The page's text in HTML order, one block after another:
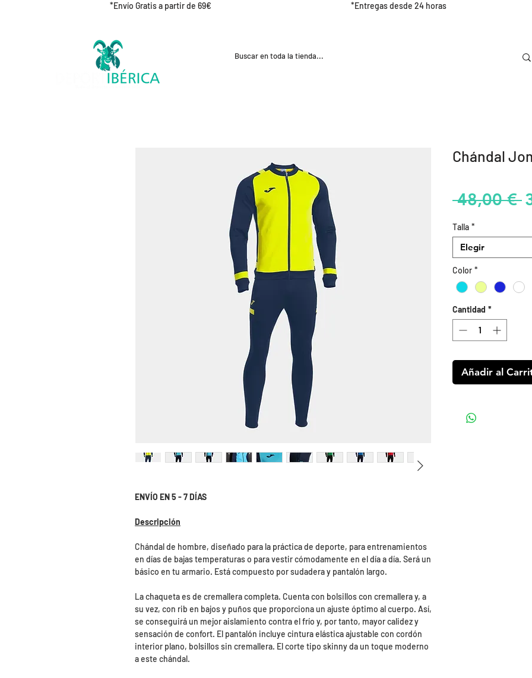
*Envío Gratis a partir de 69€ *Entregas desde 24 horas
ENVÍO EN 5 - 7 DÍAS
Descripción
Chándal de hombre, diseñado para la práctica de deporte, para entrenamientos
en días de bajas temperaturas o para vestir cómodamente en el día a día. Será un
básico en tu armario. Está compuesto por sudadera y pantalón largo.
La chaqueta es de cremallera completa. Cuenta con bolsillos con cremallera y, a
su vez, con rib en bajos y puños que proporciona un ajuste óptimo al cuerpo. Así,
se conseguirá un mejor aislamiento contra el frío y, por tanto, mayor calidez y
sensación de confort. El pantalón incluye cintura elástica ajustable con cordón
interior plano, bolsillos sin cremallera. El corte tipo skinny da un toque moderno
a este chándal.
Chándal
48,00 €
Talla *
Elegir
Color *
Cantidad *
Añadir al